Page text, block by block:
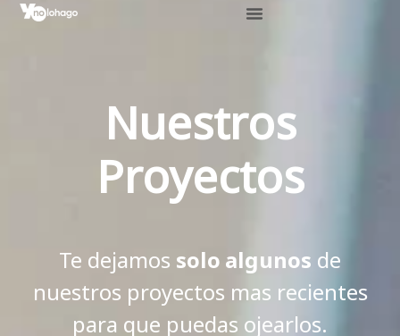
Nuestros
Proyectos
Te dejamos solo algunos de
nuestros proyectos mas recientes
para que puedas ojearlos.